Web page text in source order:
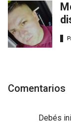
Comentarios
Debés